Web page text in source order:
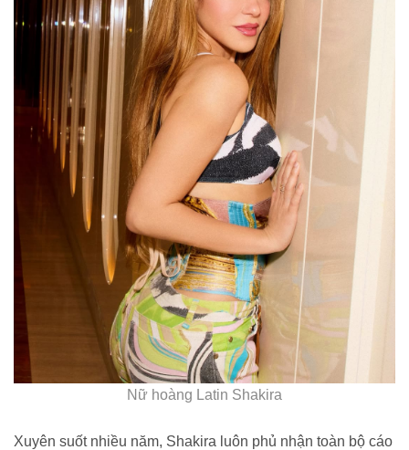
Nữ hoàng Latin Shakira
Xuyên suốt nhiều năm, Shakira luôn phủ nhận toàn bộ cáo